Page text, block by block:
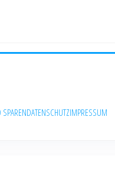
SPARENDATENSCHUTZIMPRESSUM